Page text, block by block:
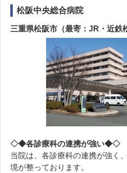
松阪中央総合病院
三重県松阪市（最寄：JR・近鉄
◇◆各診療科の連携が強い◆◇
当院は、各診療科の連携が強く
境が整っております。